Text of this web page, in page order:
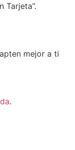
Tarjeta”.
mejor a ti
.